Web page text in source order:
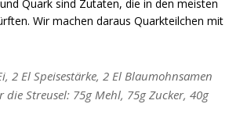
Quark sind Zutaten, die in den meisten
Wir machen daraus Quarkteilchen mit
2 El Speisestärke, 2 El Blaumohnsamen
Streusel: 75g Mehl, 75g Zucker, 40g